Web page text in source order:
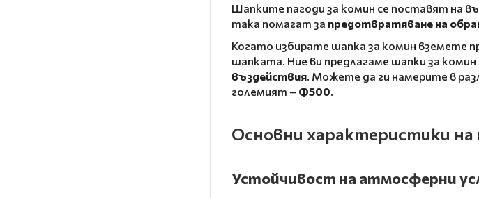
Шапките пагоди за комин се поставят на
така помагат за предотвратяване на
Когато избирате шапка за комин вземете
шапката. Ние ви предлагаме шапки за
въздействия. Можете да ги намерите в
големият – Ф500.
Основни характеристики на
Устойчивост на атмосферни